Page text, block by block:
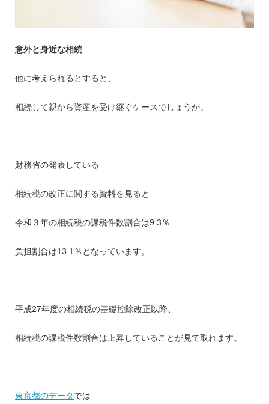
意外と身近な相続
他に考えられるとすると、
相続して親から資産を受け継ぐケースでしょうか。
財務省の発表している
相続税の改正に関する資料を見ると
令和３年の相続税の課税件数割合は9.3％
負担割合は13.1％となっています。
平成27年度の相続税の基礎控除改正以降、
相続税の課税件数割合は上昇していることが見て取れます。
東京都のデータでは